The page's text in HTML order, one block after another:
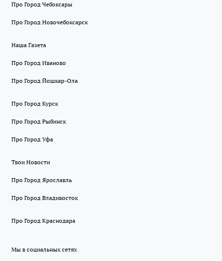
Про Город Чебоксары
Про Город Новочебоксарск
Наша Газета
Про Город Иваново
Про Город Йошкар-Ола
Про Город Курск
Про Город Рыбинск
Про Город Уфа
Твои Новости
Про Город Ярославль
Про Город Владивосток
Про Город Краснодара
Мы в социальных сетях